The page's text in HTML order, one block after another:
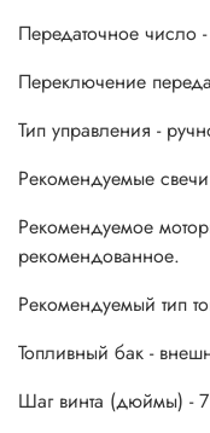
Передаточное число
Переключение
Тип управления -
Рекомендуемые
Рекомендуемое
рекомендованное.
Рекомендуемый тип
Топливный бак -
Шаг винта (дюймы) -